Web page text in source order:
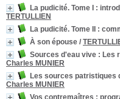
La pudicité. Tome I
:
TERTULLIEN
La pudicité. Tome II
:
À son épouse /
Sources d'eau vive : Les
Charles MUNIER
Les sources patristiques
Charles MUNIER
Vos contremaîtres :